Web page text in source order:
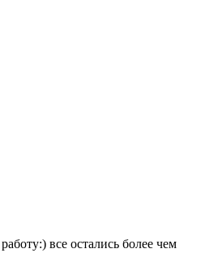
все остались более чем